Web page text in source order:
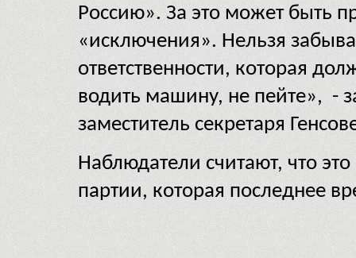
Россию». За это может быть
«исключения». Нельзя
ответственности, которая
водить машину, не пейте», -
заместитель секретаря
Наблюдатели считают, что
партии, которая последнее